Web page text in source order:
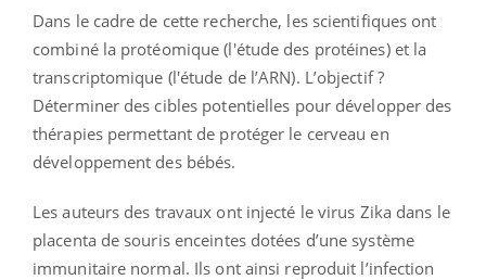
Dans le cadre de cette recherche, les scientifiques ont
combiné la protéomique (l'étude des protéines) et la
transcriptomique (l'étude de l’ARN). L’objectif ?
Déterminer des cibles potentielles pour développer des
thérapies permettant de protéger le cerveau en
développement des bébés.
Les auteurs des travaux ont injecté le virus Zika dans le
placenta de souris enceintes dotées d’une système
immunitaire normal. Ils ont ainsi reproduit l’infection